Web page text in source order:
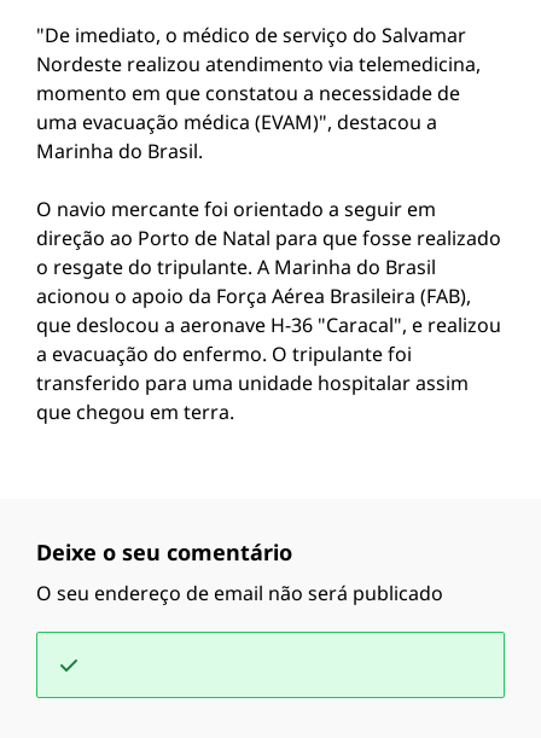
"De imediato, o médico de serviço do Salvamar
Nordeste realizou atendimento via telemedicina,
momento em que constatou a necessidade de
uma evacuação médica (EVAM)", destacou a
Marinha do Brasil.
O navio mercante foi orientado a seguir em
direção ao Porto de Natal para que fosse realizado
o resgate do tripulante. A Marinha do Brasil
acionou o apoio da Força Aérea Brasileira (FAB),
que deslocou a aeronave H-36 "Caracal", e realizou
a evacuação do enfermo. O tripulante foi
transferido para uma unidade hospitalar assim
que chegou em terra.
Deixe o seu comentário
O seu endereço de email não será publicado